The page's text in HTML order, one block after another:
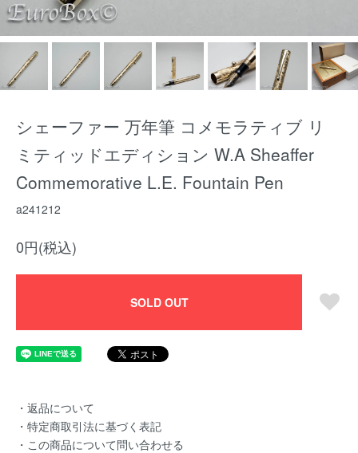
シェーファー 万年筆 コメモラティブ リ
ミティッドエディション W.A Sheaffer
Commemorative L.E. Fountain Pen
a241212
0円(税込)
SOLD OUT
・返品について
・特定商取引法に基づく表記
・この商品について問い合わせる